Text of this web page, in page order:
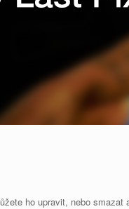
ho upravit, nebo